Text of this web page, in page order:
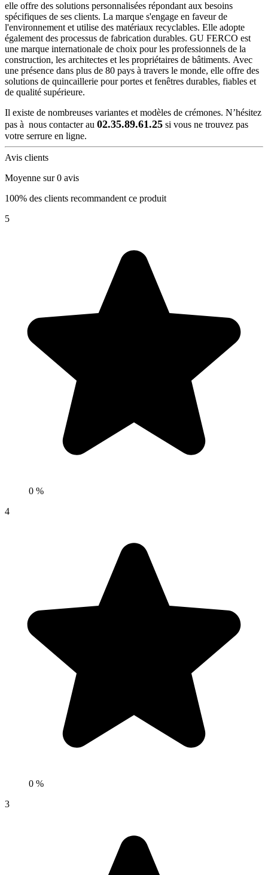
elle offre des solutions personnalisées répondant aux besoins
spécifiques de ses clients. La marque s'engage en faveur de
l'environnement et utilise des matériaux recyclables. Elle adopte
également des processus de fabrication durables. GU FERCO est
une marque internationale de choix pour les professionnels de la
construction, les architectes et les propriétaires de bâtiments. Avec
une présence dans plus de 80 pays à travers le monde, elle offre des
solutions de quincaillerie pour portes et fenêtres durables, fiables et
de qualité supérieure.
Il existe de nombreuses variantes et modèles de crémones. N’hésitez
pas à nous contacter au 02.35.89.61.25 si vous ne trouvez pas
votre serrure en ligne.
Avis clients
Moyenne sur 0 avis
100% des clients recommandent ce produit
5
0 %
4
0 %
3